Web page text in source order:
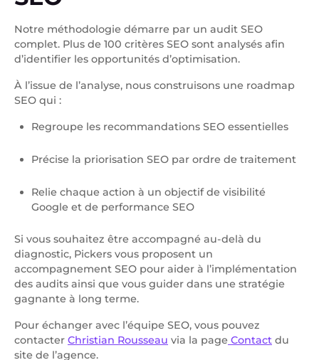
Notre méthodologie démarre par un audit SEO
complet. Plus de 100 critères SEO sont analysés afin
d’identifier les opportunités d’optimisation.
À l’issue de l’analyse, nous construisons une roadmap
SEO qui :
Regroupe les recommandations SEO essentielles
Précise la priorisation SEO par ordre de traitement
Relie chaque action à un objectif de visibilité
Google et de performance SEO
Si vous souhaitez être accompagné au-delà du
diagnostic, Pickers vous proposent un
accompagnement SEO pour aider à l’implémentation
des audits ainsi que vous guider dans une stratégie
gagnante à long terme.
Pour échanger avec l’équipe SEO, vous pouvez
contacter Christian Rousseau via la page Contact du
site de l’agence.